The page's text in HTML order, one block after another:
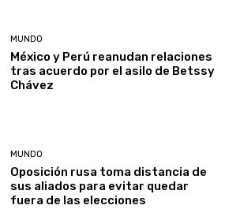
MUNDO
México y Perú reanudan relaciones
tras acuerdo por el asilo de Betssy
Chávez
MUNDO
Oposición rusa toma distancia de
sus aliados para evitar quedar
fuera de las elecciones